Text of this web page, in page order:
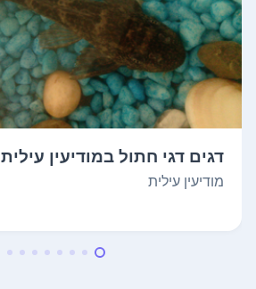
דגים דגי חתול במודיעין עילית
מודיעין עילית